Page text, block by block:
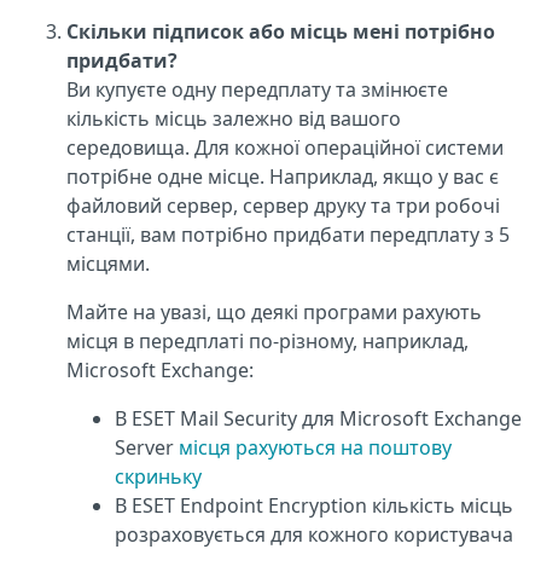
Скільки підписок або місць мені потрібно
придбати?
Ви купуєте одну передплату та змінюєте
кількість місць залежно від вашого
середовища. Для кожної операційної системи
потрібне одне місце. Наприклад, якщо у вас є
файловий сервер, сервер друку та три робочі
станції, вам потрібно придбати передплату з 5
місцями.
Майте на увазі, що деякі програми рахують
місця в передплаті по-різному, наприклад,
Microsoft Exchange:
В ESET Mail Security для Microsoft Exchange
Server місця рахуються на поштову
скриньку
В ESET Endpoint Encryption кількість місць
розраховується для кожного користувача